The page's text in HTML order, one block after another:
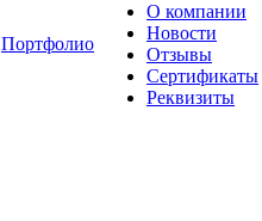
Портфолио
О компании
Новости
Отзывы
Сертификаты
Реквизиты